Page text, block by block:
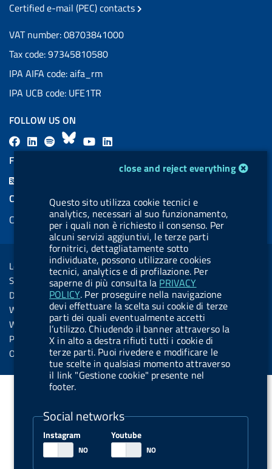
cookie management moduleclose and reject everything
Questo sito utilizza cookie tecnici e
analytics, necessari al suo funzionamento,
per i quali non è richiesto il consenso. Per
alcuni servizi aggiuntivi, le terze parti
fornitrici, dettagliatamente sotto
individuate, possono utilizzare cookies
tecnici, analytics e di profilazione. Per
saperne di più consulta la PRIVACY
POLICY. Per proseguire nella navigazione
devi effettuare la scelta sui cookie di terze
parti dei quali eventualmente accetti
l’utilizzo. Chiudendo il banner attraverso la
X in alto a destra rifiuti tutti i cookie di
terze parti. Puoi rivedere e modificare le
tue scelte in qualsiasi momento attraverso
il link "Gestione cookie" presente nel
footer.
Social networks
Instagram Youtube
Certified e-mail (PEC) contacts
VAT number: 08703841000
Tax code: 97345810580
IPA AIFA code: aifa_rm
IPA UCB code: UFE1TR
FOLLOW US ON
F
a
L
i
a
l
.
b
u
t
t
o
n
.
s
p
o
i
f
B
l
s
k
y
Y
o
u
b
e
i
e
d
i
n
FEED RSS
COOKIES
Cookie management
Sezione Link Utili
Legal notice
Social Media Policy
Dichiarazione di accessibilità
Web accessibility
Website statistics
Privacy
Online services